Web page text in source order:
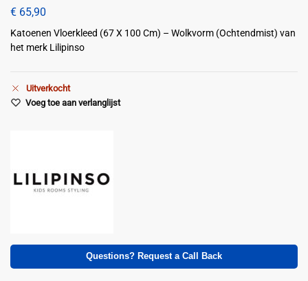
€ 65,90
Katoenen Vloerkleed (67 X 100 Cm) – Wolkvorm (Ochtendmist) van
het merk Lilipinso
Uitverkocht
Voeg toe aan verlanglijst
Questions? Request a Call Back